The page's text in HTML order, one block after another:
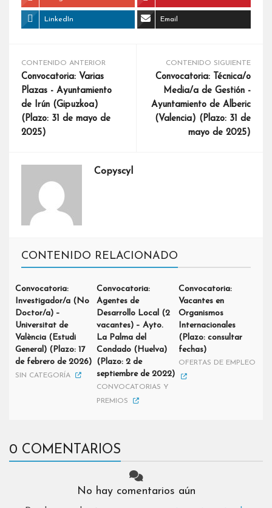
LinkedIn Email
CONTENIDO ANTERIOR
Convocatoria: Varias
Plazas - Ayuntamiento
de Irún (Gipuzkoa)
(Plazo: 31 de mayo de
2025)
CONTENIDO SIGUIENTE
Convocatoria: Técnica/o
Media/a de Gestión -
Ayuntamiento de Alberic
(Valencia) (Plazo: 31 de
mayo de 2025)
Copyscyl
CONTENIDO RELACIONADO
Convocatoria:
Investigador/a (No
Doctor/a) –
Universitat de
València (Estudi
General) (Plazo: 17
de febrero de 2026)
SIN CATEGORÍA
Convocatoria:
Agentes de
Desarrollo Local (2
vacantes) – Ayto.
La Palma del
Condado (Huelva)
(Plazo: 2 de
septiembre de 2022)
CONVOCATORIAS Y
PREMIOS
Convocatoria:
Vacantes en
Organismos
Internacionales
(Plazo: consultar
fechas)
OFERTAS DE EMPLEO
0 COMENTARIOS
No hay comentarios aún